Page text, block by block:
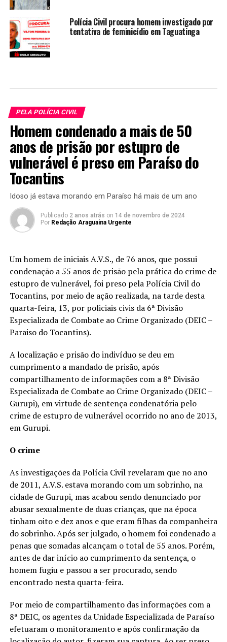
Polícia Civil procura homem investigado por
tentativa de feminicídio em Taguatinga
PELA POLÍCIA CIVIL
Homem condenado a mais de 50
anos de prisão por estupro de
vulnerável é preso em Paraíso do
Tocantins
Idoso já estava morando em Paraíso há mais de um ano
Publicado 2 anos atrás on 14 de novembro de 2024
Por Redação Araguaina Urgente
Um homem de iniciais A.V.S., de 76 anos, que possui
condenação a 55 anos de prisão pela prática do crime de
estupro de vulnerável, foi preso pela Polícia Civil do
Tocantins, por meio de ação realizada, na tarde desta
quarta-feira, 13, por policiais civis da 6ª Divisão
Especializada de Combate ao Crime Organizado (DEIC –
Paraiso do Tocantins).
A localização e prisão do indivíduo se deu em
cumprimento a mandado de prisão, após
compartilhamento de informações com a 8ª Divisão
Especializada de Combate ao Crime Organizado (DEIC –
Gurupi), em virtude de sentença condenatória pelo
crime de estupro de vulnerável ocorrido no ano de 2013,
em Gurupi.
O crime
As investigações da Polícia Civil revelaram que no ano
de 2011, A.V.S. estava morando com um sobrinho, na
cidade de Gurupi, mas acabou sendo denunciado por
abusar sexualmente de duas crianças, que na época
tinham oito e dez anos e que eram filhas da companheira
do sobrinho. Após ser julgado, o homem foi condenado a
penas que somadas alcançam o total de 55 anos. Porém,
antes de dar início ao cumprimento da sentença, o
homem fugiu e passou a ser procurado, sendo
encontrado nesta quarta-feira.
Por meio de compartilhamento das informações com a
8ª DEIC, os agentes da Unidade Especializada de Paraíso
efetuaram o monitoramento e após confirmação da